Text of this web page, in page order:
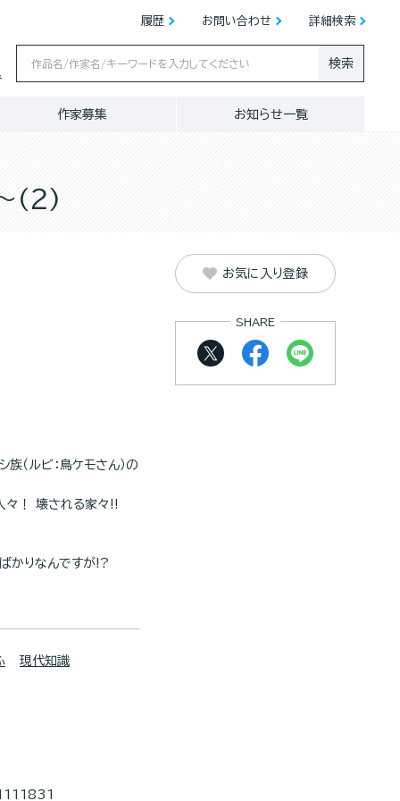
履歴 お問い合わせ 詳細検索
検索
作家募集 お知らせ一覧
(２)
（ルビ：鳥ケモさん）の
々！ 壊される家々!!
かりなんですが!?
現代知識
お気に入り登録
SHARE